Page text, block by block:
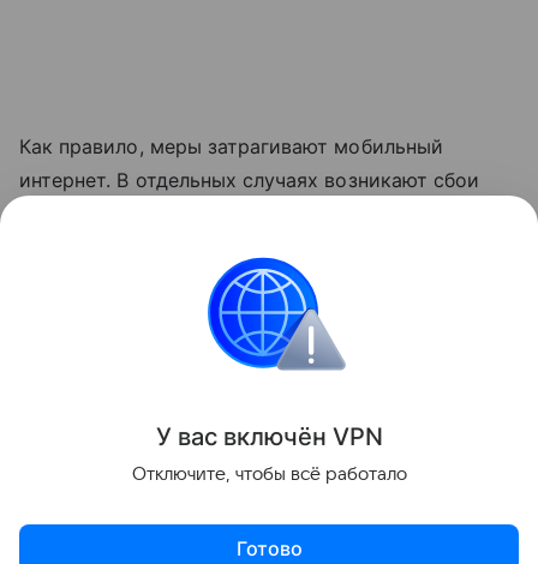
Как правило, меры затрагивают мобильный
интернет. В отдельных случаях возникают сбои
Интернет Сбои
Поделиться
У вас включён VPN
Отключите, чтобы всё работало
Готово